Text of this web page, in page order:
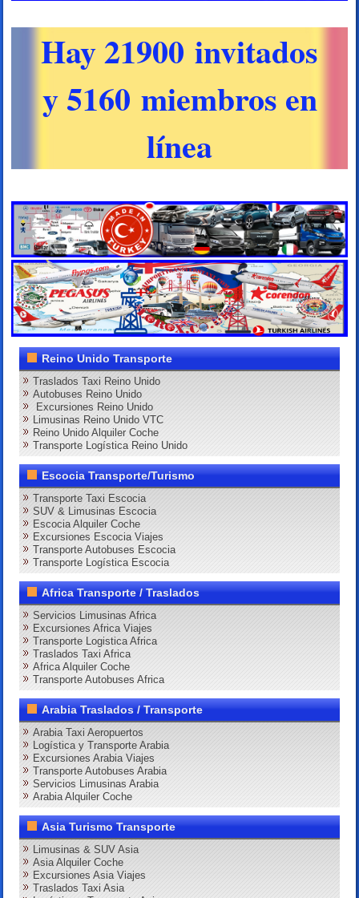
Hay 21900 invitados
y 5160 miembros en
línea
Reino Unido Transporte
Traslados Taxi Reino Unido
Autobuses Reino Unido
Excursiones Reino Unido
Limusinas Reino Unido VTC
Reino Unido Alquiler Coche
Transporte Logística Reino Unido
Escocia Transporte/Turismo
Transporte Taxi Escocia
SUV & Limusinas Escocia
Escocia Alquiler Coche
Excursiones Escocia Viajes
Transporte Autobuses Escocia
Transporte Logística Escocia
Africa Transporte / Traslados
Servicios Limusinas Africa
Excursiones Africa Viajes
Transporte Logistica Africa
Traslados Taxi Africa
Africa Alquiler Coche
Transporte Autobuses Africa
Arabia Traslados / Transporte
Arabia Taxi Aeropuertos
Logística y Transporte Arabia
Excursiones Arabia Viajes
Transporte Autobuses Arabia
Servicios Limusinas Arabia
Arabia Alquiler Coche
Asia Turismo Transporte
Limusinas & SUV Asia
Asia Alquiler Coche
Excursiones Asia Viajes
Traslados Taxi Asia